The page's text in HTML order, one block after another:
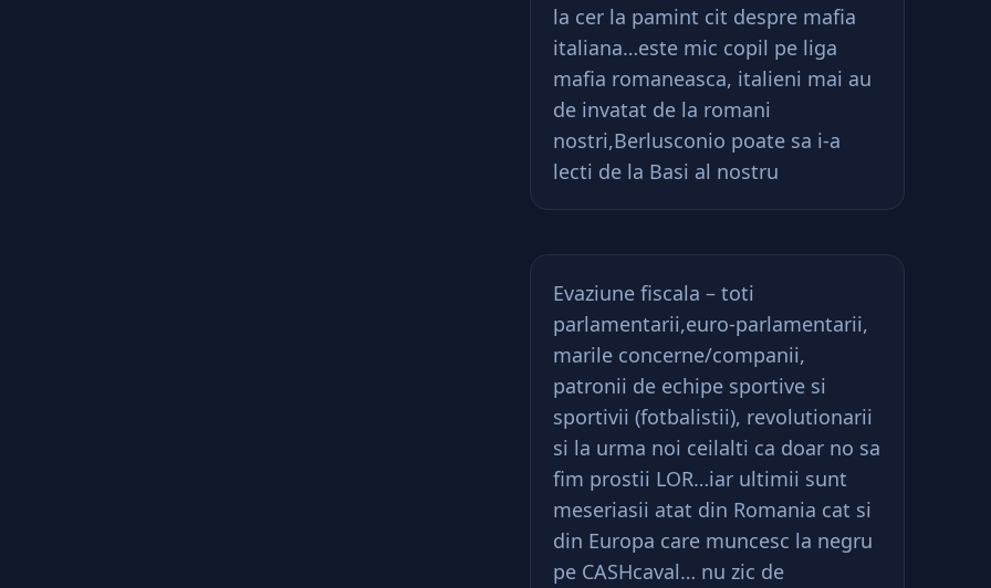
la cer la pamint cit despre mafia
italiana…este mic copil pe liga
mafia romaneasca, italieni mai au
de invatat de la romani
nostri,Berlusconio poate sa i-a
lecti de la Basi al nostru
Evaziune fiscala – toti
parlamentarii,euro-parlamentarii,
marile concerne/companii,
patronii de echipe sportive si
sportivii (fotbalistii), revolutionarii
si la urma noi ceilalti ca doar no sa
fim prostii LOR…iar ultimii sunt
meseriasii atat din Romania cat si
din Europa care muncesc la negru
pe CASHcaval… nu zic de